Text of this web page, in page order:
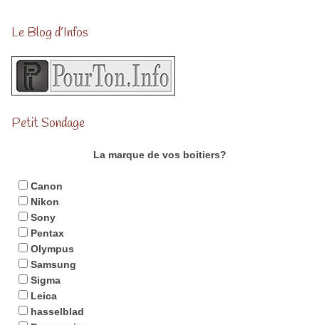
Le Blog d’Infos
Petit Sondage
La marque de vos boitiers?
Canon
Nikon
Sony
Pentax
Olympus
Samsung
Sigma
Leica
hasselblad